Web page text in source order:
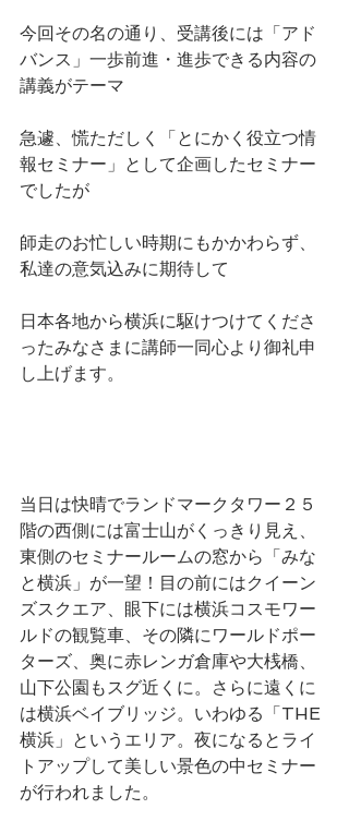
今回その名の通り、受講後には「アド
バンス」一歩前進・進歩できる内容の
講義がテーマ
急遽、慌ただしく「とにかく役立つ情
報セミナー」として企画したセミナー
でしたが
師走のお忙しい時期にもかかわらず、
私達の意気込みに期待して
日本各地から横浜に駆けつけてくださ
ったみなさまに講師一同心より御礼申
し上げます。
当日は快晴でランドマークタワー２５
階の西側には富士山がくっきり見え、
東側のセミナールームの窓から「みな
と横浜」が一望！目の前にはクイーン
ズスクエア、眼下には横浜コスモワー
ルドの観覧車、その隣にワールドポー
ターズ、奥に赤レンガ倉庫や大桟橋、
山下公園もスグ近くに。さらに遠くに
は横浜ベイブリッジ。いわゆる「THE
横浜」というエリア。夜になるとライ
トアップして美しい景色の中セミナー
が行われました。